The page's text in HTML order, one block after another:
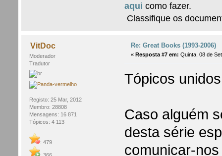
aqui como fazer.
Classifique os
VitDoc
Moderador
Tradutor
Registo: 25 Mar, 2012
Membro: 28808
Mensagens: 16 871
Tópicos: 4 113
: 479
: 366
Re: Great Books (1993-2006)
« Resposta #7 em: Quinta, 08 de
Tópicos
Caso alguém
desta série
comunicar-